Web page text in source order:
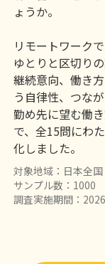
ょうか。
リモートワーク
ゆとりと区切り
継続意向、働き
う自律性、つな
勤め先に望む働
で、全15問にわ
化しました。
対象地域：日本全国
サンプル数：1000
調査実施期間：